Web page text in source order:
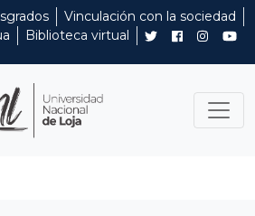
Vinculación con la sociedad
Biblioteca virtual